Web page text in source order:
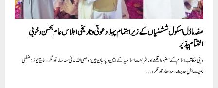
صفہ ماڈل اسکول ششہنیاں کے زیر اہتمام پہلا دعوتی وتاریخی اجلاس عام بحسن وخوبی
اختتام پذیر
دینی مکاتب اسلام کے مضبوط قلعےاور شریعت اسلامیہ کے امین وپاسبان ہیں: وصی اللہ مدنی سدھارتھ نگر، سماج نیوز: ضلعی
جمعیت اہلِ حدیث، سدھارتھ نگر،...